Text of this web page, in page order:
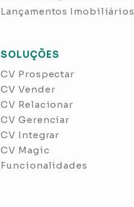
Lançamentos Imobiliários
SOLUÇÕES
CV Prospectar
CV Vender
CV Relacionar
CV Gerenciar
CV Integrar
CV Magic
Funcionalidades